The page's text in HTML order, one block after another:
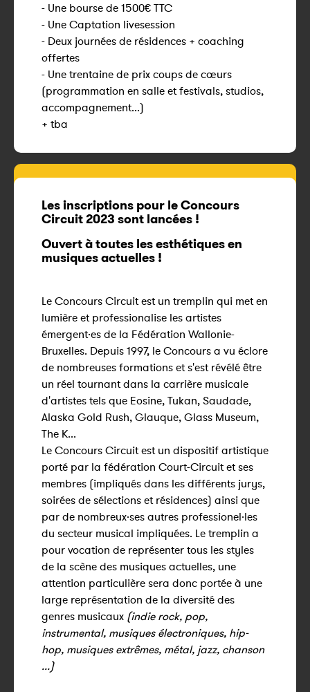
- Une bourse de 1500€ TTC
- Une Captation livesession
- Deux journées de résidences + coaching
offertes
- Une trentaine de prix coups de cœurs
(programmation en salle et festivals, studios,
accompagnement...)
+ tba
Les inscriptions pour le Concours
Circuit 2023 sont lancées !
Ouvert à toutes les esthétiques en
musiques actuelles !
Le Concours Circuit est un tremplin qui met en
lumière et professionalise les artistes
émergent·es de la Fédération Wallonie-
Bruxelles. Depuis 1997, le Concours a vu éclore
de nombreuses formations et s'est révélé être
un réel tournant dans la carrière musicale
d'artistes tels que Eosine, Tukan, Saudade,
Alaska Gold Rush, Glauque, Glass Museum,
The K...
Le Concours Circuit est un dispositif artistique
porté par la fédération Court-Circuit et ses
membres (impliqués dans les différents jurys,
soirées de sélections et résidences) ainsi que
par de nombreux·ses autres professionel·les
du secteur musical impliquées. Le tremplin a
pour vocation de représenter tous les styles
de la scène des musiques actuelles, une
attention particulière sera donc portée à une
large représentation de la diversité des
genres musicaux (indie rock, pop,
instrumental, musiques électroniques, hip-
hop, musiques extrêmes, métal, jazz, chanson
...)